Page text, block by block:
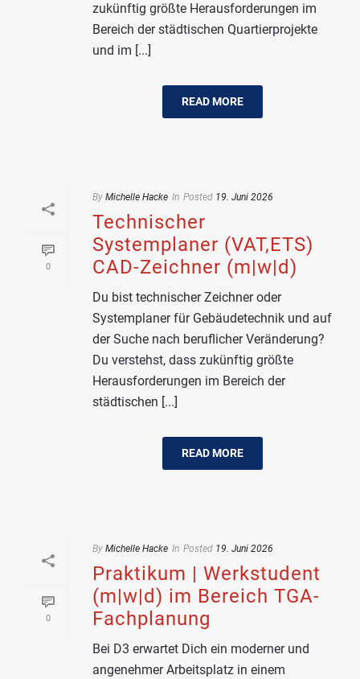
zukünftig größte Herausforderungen im
Bereich der städtischen Quartierprojekte
und im [...]
READ MORE
0
By Michelle Hacke In Posted 19. Juni 2026
Technischer
Systemplaner (VAT,ETS)
CAD-Zeichner (m|w|d)
Du bist technischer Zeichner oder
Systemplaner für Gebäudetechnik und auf
der Suche nach beruflicher Veränderung?
Du verstehst, dass zukünftig größte
Herausforderungen im Bereich der
städtischen [...]
READ MORE
0
By Michelle Hacke In Posted 19. Juni 2026
Praktikum | Werkstudent
(m|w|d) im Bereich TGA-
Fachplanung
Bei D3 erwartet Dich ein moderner und
angenehmer Arbeitsplatz in einem